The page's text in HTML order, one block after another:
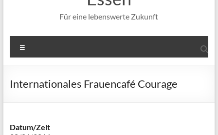
Für eine lebenswerte Zukunft
Internationales Frauencafé Courage
Datum/Zeit